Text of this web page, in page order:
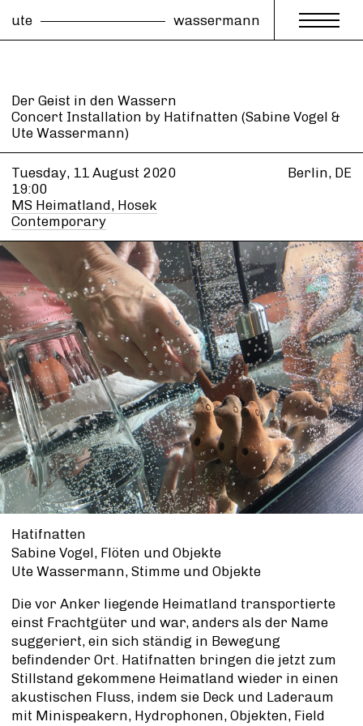
ute wassermann
Der Geist in den Wassern
Concert Installation by Hatifnatten (Sabine Vogel &
Ute Wassermann)
Tuesday, 11 August 2020
19:00
MS Heimatland, Hosek
Contemporary
Berlin, DE
Hatifnatten
Sabine Vogel, Flöten und Objekte
Ute Wassermann, Stimme und Objekte
Die vor Anker liegende Heimatland transportierte
einst Frachtgüter und war, anders als der Name
suggeriert, ein sich ständig in Bewegung
befindender Ort. Hatifnatten bringen die jetzt zum
Stillstand gekommene Heimatland wieder in einen
akustischen Fluss, indem sie Deck und Laderaum
mit Minispeakern, Hydrophonen, Objekten, Field